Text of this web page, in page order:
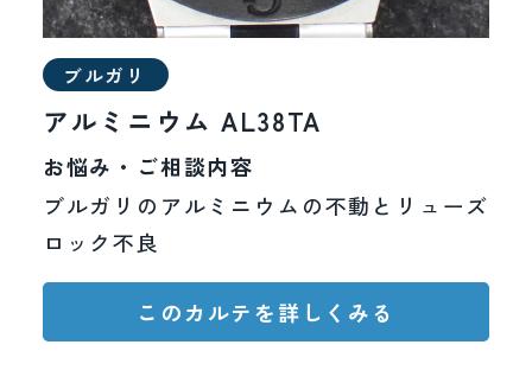
ブルガリ
アルミニウム AL38TA
お悩み・ご相談内容
ブルガリのアルミニウムの不動とリューズ
ロック不良
このカルテを詳しくみる